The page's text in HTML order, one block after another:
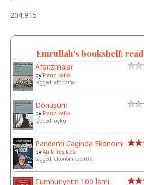
204,915
Emrullah's bookshelf: read
Aforizmalar
by Franz Kafka
tagged: aforizma
Dönüşüm
by Franz Kafka
tagged: öykü
Pandemi Caginda Ekonomi
by Atilla Yeşilada
tagged: ekonomi-politik
Cumhuriyetin 100 İsmi: